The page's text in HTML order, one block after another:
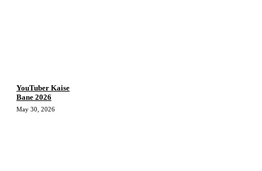
YouTuber Kaise
Bane 2026
May 30, 2026